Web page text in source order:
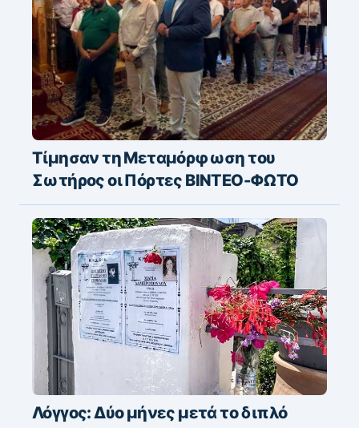
Τίμησαν τη Μεταμόρφωση του
Σωτήρος οι Πόρτες ΒΙΝΤΕΟ-ΦΩΤΟ
Λόγγος: Δύο μήνες μετά το διπλό